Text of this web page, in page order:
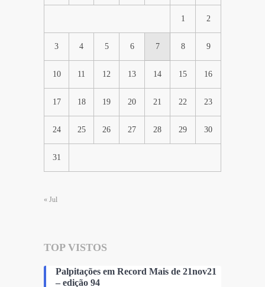
1 2
3 4 5 6 7 8 9
10 11 12 13 14 15 16
17 18 19 20 21 22 23
24 25 26 27 28 29 30
31
« Jul
TOP VISTOS
Palpitações em Record Mais de 21nov21
– edição 94